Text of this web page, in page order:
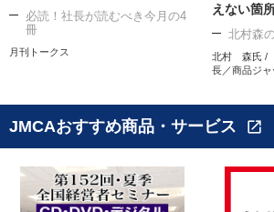
必読！社長が読むべき今月の4
冊
月刊トークス
えない箇
北村森
北村 森氏 /
長／商品ジャ
JMCAおすすめ商品・サービス open_in_new